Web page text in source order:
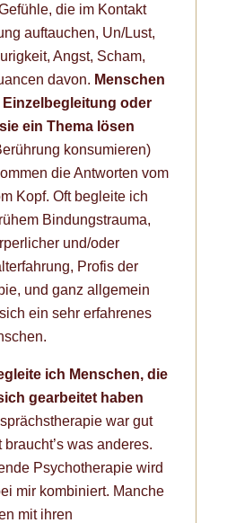
die im Kontakt
auftauchen, Un/Lust,
Angst, Scham,
davon. Menschen
Einzelbegleitung oder
ein Thema lösen
konsumieren)
die Antworten vom
Kopf. Oft begleite ich
Bindungstrauma,
und/oder
Profis der
und ganz allgemein
ein sehr erfahrenes
ich Menschen, die
gearbeitet haben
war gut
was anderes.
Psychotherapie wird
mir kombiniert. Manche
mit ihren